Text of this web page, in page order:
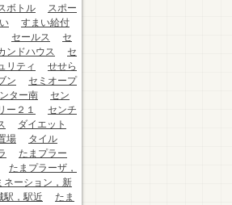
ボトル
スポー
すまい給付
セールス
セ
ンドハウス
セ
リティ
せせら
ン
セミオープ
ター南
セン
ー２１
センチ
ダイエット
場
タイル
たまプラー
たまプラーザ，
ネーション，新
駅，駅近
たま